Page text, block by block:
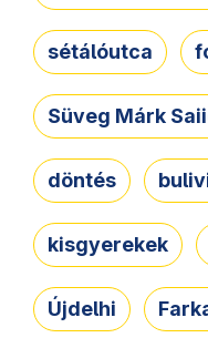
sétálóutca
Süveg Márk
döntés
kisgyerekek
Újdelhi